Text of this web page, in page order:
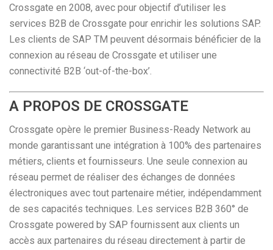
Crossgate en 2008, avec pour objectif d’utiliser les
services B2B de Crossgate pour enrichir les solutions SAP.
Les clients de SAP TM peuvent désormais bénéficier de la
connexion au réseau de Crossgate et utiliser une
connectivité B2B ‘out-of-the-box’.
A PROPOS DE CROSSGATE
Crossgate opère le premier Business-Ready Network au
monde garantissant une intégration à 100% des partenaires
métiers, clients et fournisseurs. Une seule connexion au
réseau permet de réaliser des échanges de données
électroniques avec tout partenaire métier, indépendamment
de ses capacités techniques. Les services B2B 360° de
Crossgate powered by SAP fournissent aux clients un
accès aux partenaires du réseau directement à partir de